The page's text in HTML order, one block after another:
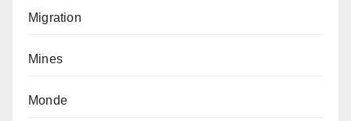
Migration
Mines
Monde